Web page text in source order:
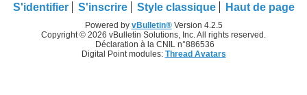
S'identifier S'inscrire Style classique Haut de page
Powered by vBulletin®Version 4.2.5
Copyright © 2026 vBulletin Solutions, Inc. All rights reserved.
Déclaration à la CNIL n°886536
Digital Point modules: Thread Avatars